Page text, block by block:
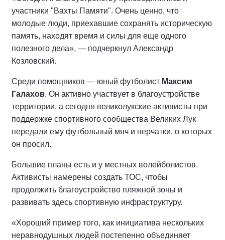
участники "Вахты Памяти". Очень ценно, что
молодые люди, приехавшие сохранять историческую
память, находят время и силы для еще одного
полезного дела», — подчеркнул Александр
Козловский.
Среди помощников — юный футболист Максим
Галахов. Он активно участвует в благоустройстве
территории, а сегодня великолукские активисты при
поддержке спортивного сообщества Великих Лук
передали ему футбольный мяч и перчатки, о которых
он просил.
Большие планы есть и у местных волейболистов.
Активисты намерены создать ТОС, чтобы
продолжить благоустройство пляжной зоны и
развивать здесь спортивную инфраструктуру.
«Хороший пример того, как инициатива нескольких
неравнодушных людей постепенно объединяет